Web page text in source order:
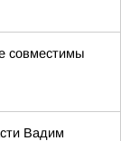
совместимы
Вадим